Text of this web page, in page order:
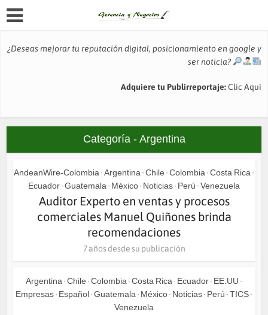
¿Deseas mejorar tu reputación digital, posicionamiento en google y
ser noticia?
Adquiere tu Publirreportaje:Clic Aquí
Categoría - Argentina
AndeanWire-Colombia • Argentina • Chile • Colombia • Costa Rica •
Ecuador • Guatemala • México • Noticias • Perú • Venezuela
Auditor Experto en ventas y procesos
comerciales Manuel Quiñones brinda
recomendaciones
7 años desde su publicación
Argentina • Chile • Colombia • Costa Rica • Ecuador • EE.UU •
Empresas • Español • Guatemala • México • Noticias • Perú • TICS •
Venezuela